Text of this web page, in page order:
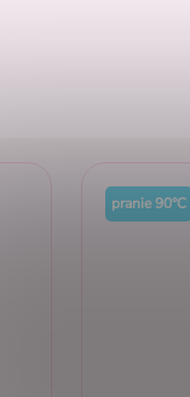
pranie 90°C